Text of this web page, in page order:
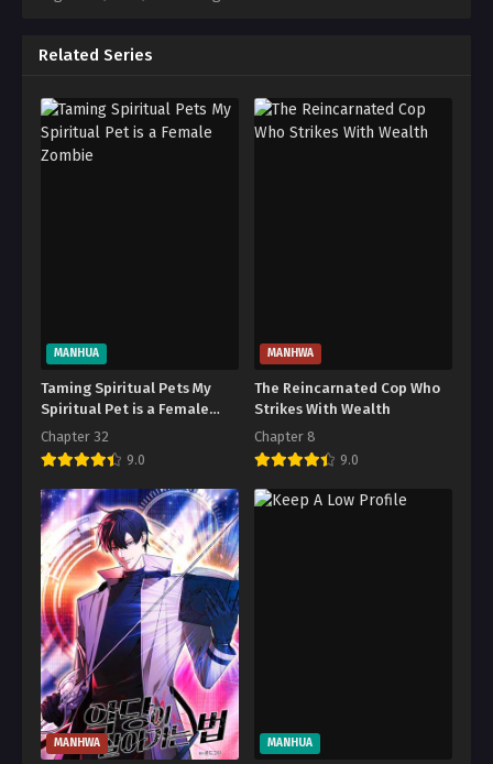
Related Series
MANHUA
Taming Spiritual Pets My
Spiritual Pet is a Female
Zombie
Chapter 32
9.0
MANHWA
The Reincarnated Cop Who
Strikes With Wealth
Chapter 8
9.0
MANHWA MANHUA